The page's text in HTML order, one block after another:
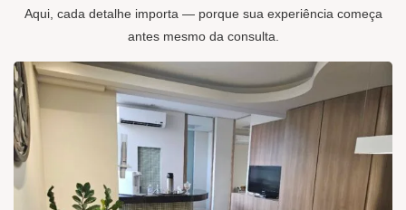
Aqui, cada detalhe importa — porque sua experiência começa
antes mesmo da consulta.